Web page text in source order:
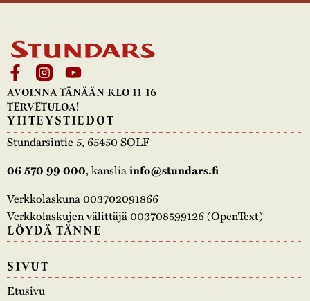
AVOINNA TÄNÄÄN KLO 11-16
TERVETULOA!
YHTEYSTIEDOT
Stundarsintie 5, 65450 SOLF
06 570 99 000, kansliainfo@stundars.fi
Verkkolaskuna 003702091866
Verkkolaskujen välittäjä 003708599126 (OpenText)
LÖYDÄ TÄNNE
SIVUT
Etusivu